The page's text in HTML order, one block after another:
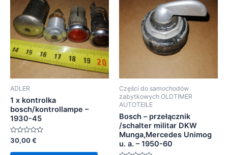
ADLER
1 x kontrolka
bosch/kontrollampe –
1930-45
Oceniono
0
na
30,00€
Części do samochodów
zabytkowych OLDTIMER
AUTOTEILE
Bosch – przełącznik
/schalter militar DKW
Munga,Mercedes Unimog
u. a. – 1950-60